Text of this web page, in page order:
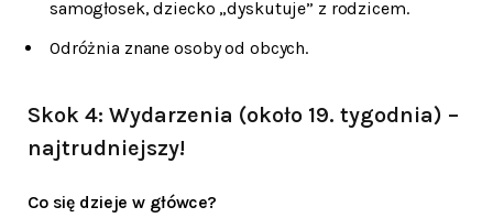
samogłosek, dziecko „dyskutuje” z rodzicem.
Odróżnia znane osoby od obcych.
Skok 4: Wydarzenia (około 19. tygodnia) –
najtrudniejszy!
Co się dzieje w główce?